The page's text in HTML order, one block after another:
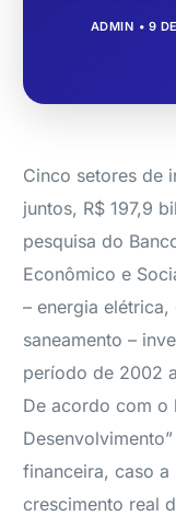
ADMIN 9
Cinco setores de
juntos, R$ 197,9
pesquisa do
Econômico e
– energia
saneamento –
período de 2002
De acordo com o
financeira, caso
crescimento real